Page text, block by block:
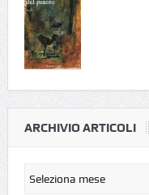
ARCHIVIO ARTICOLI